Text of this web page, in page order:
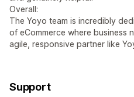
Overall:
The Yoyo team is incredibly
of eCommerce where business
agile, responsive partner like
Support